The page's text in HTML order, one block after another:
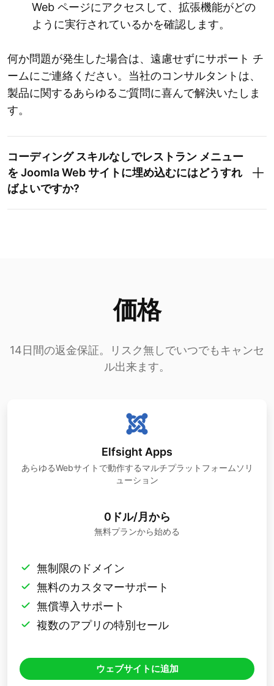
Web ページにアクセスして、拡張機能がどの
ように実行されているかを確認します。
何か問題が発生した場合は、遠慮せずにサポート チ
ームにご連絡ください。当社のコンサルタントは、
製品に関するあらゆるご質問に喜んで解決いたしま
す。
コーディング スキルなしでレストラン メニュー
を Joomla Web サイトに埋め込むにはどうすれ
ばよいですか?
価格
14日間の返金保証。リスク無しでいつでもキャンセ
ル出来ます。
Elfsight Apps
あらゆるWebサイトで動作するマルチプラットフォームソリ
ューション
0ドル/月から
無料プランから始める
無制限のドメイン
無料のカスタマーサポート
無償導入サポート
複数のアプリの特別セール
ウェブサイトに追加